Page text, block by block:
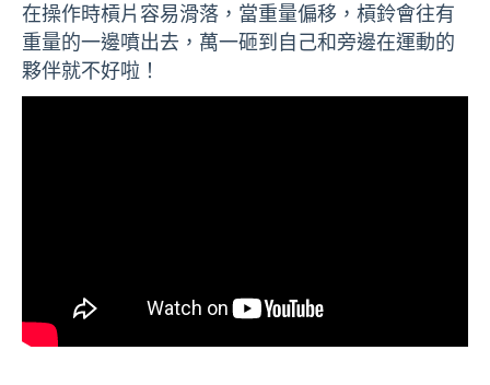
在操作時槓片容易滑落，當重量偏移，槓鈴會往有
重量的一邊噴出去，萬一砸到自己和旁邊在運動的
夥伴就不好啦！